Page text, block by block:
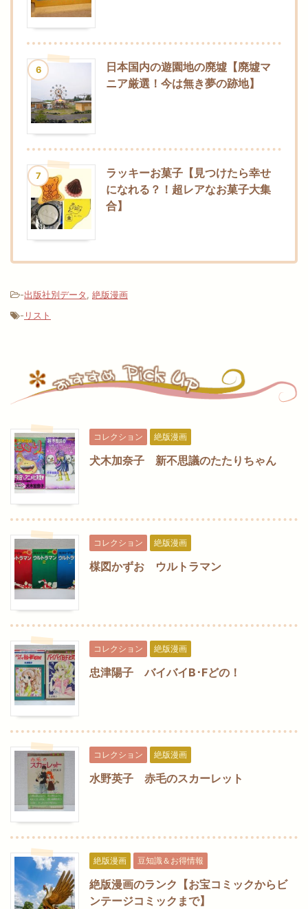
6
日本国内の遊園地の廃墟【廃墟マ
ニア厳選！今は無き夢の跡地】
7
ラッキーお菓子【見つけたら幸せ
になれる？！超レアなお菓子大集
合】
-出版社別データ, 絶版漫画
- リスト
コレクション 絶版漫画
犬木加奈子 新不思議のたたりちゃん
コレクション 絶版漫画
楳図かずお ウルトラマン
コレクション 絶版漫画
忠津陽子 バイバイB･Fどの！
コレクション 絶版漫画
水野英子 赤毛のスカーレット
絶版漫画 豆知識＆お得情報
絶版漫画のランク【お宝コミックからビ
ンテージコミックまで】